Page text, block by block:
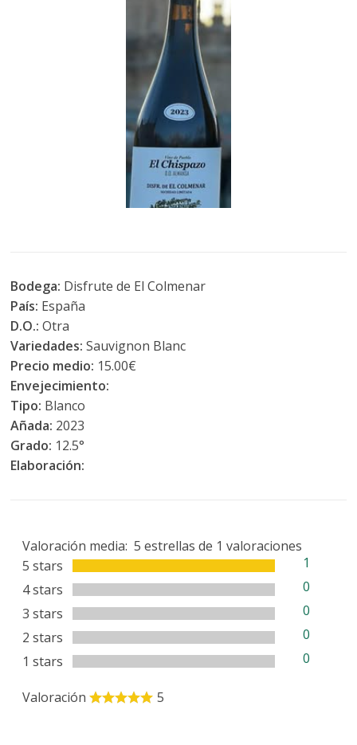
Bodega: Disfrute de El Colmenar
País: España
D.O.:Otra
Variedades: Sauvignon Blanc
Precio medio: 15.00€
Envejecimiento:
Tipo: Blanco
Añada: 2023
Grado: 12.5°
Elaboración:
Valoración media:
5 stars
1
4 stars
0
3 stars
0
2 stars
0
1 stars
0
5 estrellas de 1 valoraciones
Valoración 5